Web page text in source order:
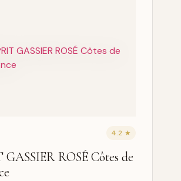
4.2 ★
GASSIER ROSÉ Côtes de